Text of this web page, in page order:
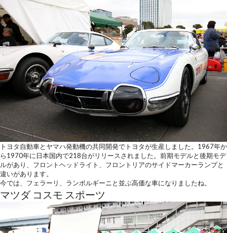
トヨタ自動車とヤマハ発動機の共同開発でトヨタが生産しました。1967年か
ら1970年に日本国内で218台がリリースされました。前期モデルと後期モデ
ルがあり、フロントヘッドライト、フロントリアのサイドマーカーランプと
違いがあります。
今では、フェラーリ、ランボルギーニと並ぶ高価な車になりましたね。
マツダ コスモ スポーツ